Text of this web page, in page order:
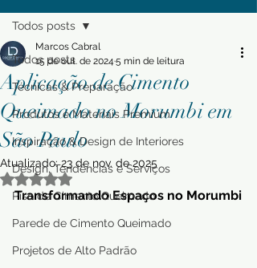
Todos posts
Técnicas & Preparação
Produtos e Materiais Premium
Inspiração & Design de Interiores
Design, Tendências e Serviços
Piso de Cimento Queimado
Parede de Cimento Queimado
Projetos de Alto Padrão
Todos posts
Aplicação de Cimento
Queimado no Morumbi em
São Paulo
Marcos Cabral
15 de out. de 2024 5 min de leitura
Atualizado:23 de nov. de 2025
Avaliado com NaN de 5 estrelas.
Transformando Espaços no Morumbi